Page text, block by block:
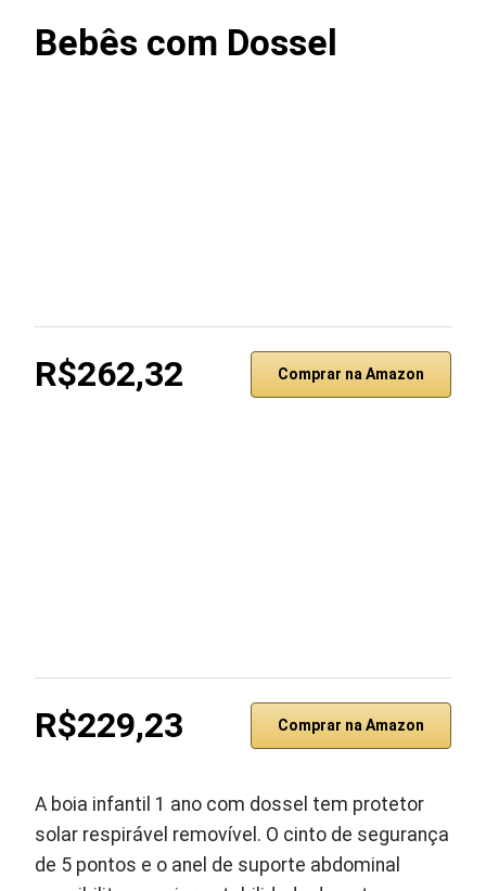
Bebês com Dossel
R$262,32 Comprar na Amazon
R$229,23 Comprar na Amazon
A boia infantil 1 ano com dossel tem protetor
solar respirável removível. O cinto de segurança
de 5 pontos e o anel de suporte abdominal